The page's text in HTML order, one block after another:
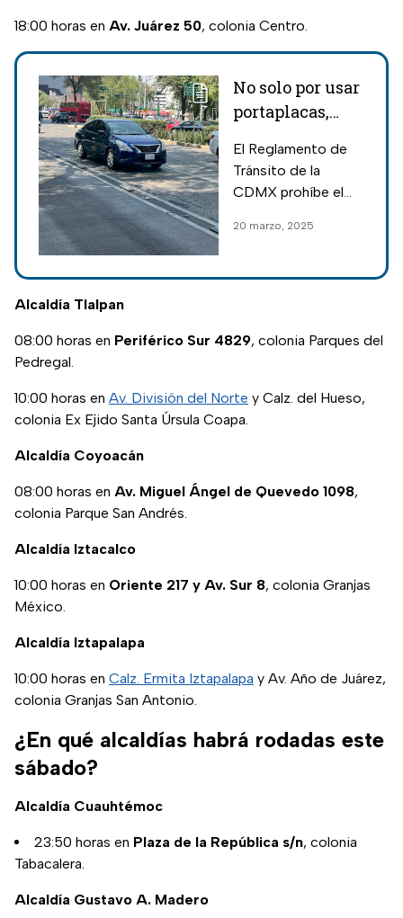
18:00 horas en Av. Juárez 50, colonia Centro.
No solo por usar
portaplacas,
modificaciones
a tu auto que te
multas de miles
El Reglamento de
Tránsito de la
CDMX prohíbe el
y otras
los autos, conoce
alteraciones.
20 marzo, 2025
Alcaldía Tlalpan
08:00 horas en Periférico Sur 4829, colonia Parques del
Pedregal.
10:00 horas en Av. División del Norte y Calz. del Hueso,
colonia Ex Ejido Santa Úrsula Coapa.
Alcaldía Coyoacán
08:00 horas en Av. Miguel Ángel de Quevedo 1098,
colonia Parque San Andrés.
Alcaldía Iztacalco
10:00 horas en Oriente 217 y Av. Sur 8, colonia Granjas
México.
Alcaldía Iztapalapa
10:00 horas en Calz. Ermita Iztapalapa y Av. Año de Juárez,
colonia Granjas San Antonio.
¿En qué alcaldías habrá rodadas este
sábado?
Alcaldía Cuauhtémoc
23:50 horas en Plaza de la República s/n, colonia
Tabacalera.
Alcaldía Gustavo A. Madero